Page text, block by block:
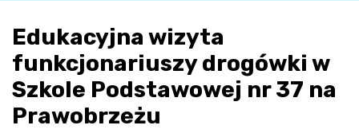
Edukacyjna wizyta
funkcjonariuszy drogówki w
Szkole Podstawowej nr 37 na
Prawobrzeżu